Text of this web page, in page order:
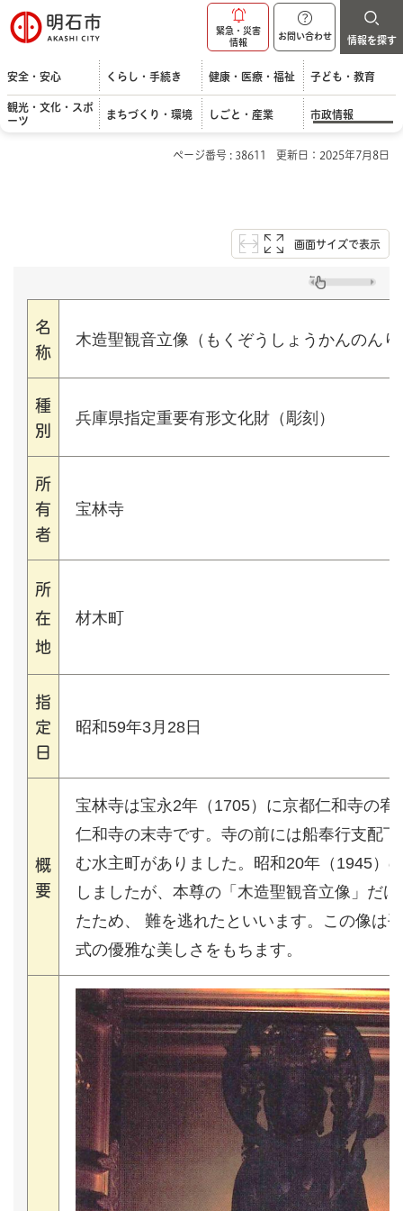
明石市
緊急・災害
情報
お問い合わせ 情報を探す
安全・安心 くらし・手続き 健康・医療・福祉 子ども・教育
観光・文化・スポ
ーツ
まちづくり・環境 しごと・産業 市政情報
ページ番号 : 38611 更新日：2025年7月8日
画面サイズで表示
名
称
木造聖観音立像（もくぞうしょうかんのん
種
別
兵庫県指定重要有形文化財（彫刻）
所
有
者
宝林寺
所
在
地
材木町
指
定
日
昭和59年3月28日
概
要
宝林寺は宝永2年（1705）に京都仁和寺の
仁和寺の末寺です。寺の前には船奉行支配
む水主町がありました。昭和20年（1945）
しましたが、本尊の「木造聖観音立像」だ
たため、 難を逃れたといいます。この像は
式の優雅な美しさをもちます。